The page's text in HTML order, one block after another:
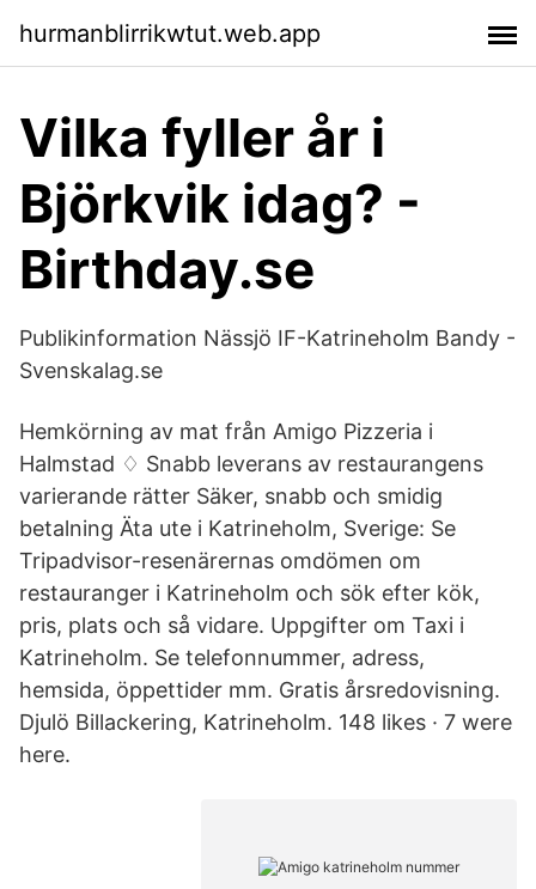
hurmanblirrikwtut.web.app
Vilka fyller år i
Björkvik idag? -
Birthday.se
Publikinformation Nässjö IF-Katrineholm Bandy -
Svenskalag.se
Hemkörning av mat från Amigo Pizzeria i
Halmstad ♢ Snabb leverans av restaurangens
varierande rätter Säker, snabb och smidig
betalning Äta ute i Katrineholm, Sverige: Se
Tripadvisor-resenärernas omdömen om
restauranger i Katrineholm och sök efter kök,
pris, plats och så vidare. Uppgifter om Taxi i
Katrineholm. Se telefonnummer, adress,
hemsida, öppettider mm. Gratis årsredovisning.
Djulö Billackering, Katrineholm. 148 likes · 7 were
here.